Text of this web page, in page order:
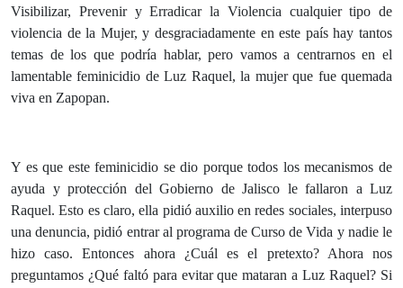
Visibilizar, Prevenir y Erradicar la Violencia cualquier tipo de
violencia de la Mujer, y desgraciadamente en este país hay tantos
temas de los que podría hablar, pero vamos a centrarnos en el
lamentable feminicidio de Luz Raquel, la mujer que fue quemada
viva en Zapopan.
Y es que este feminicidio se dio porque todos los mecanismos de
ayuda y protección del Gobierno de Jalisco le fallaron a Luz
Raquel. Esto es claro, ella pidió auxilio en redes sociales, interpuso
una denuncia, pidió entrar al programa de Curso de Vida y nadie le
hizo caso. Entonces ahora ¿Cuál es el pretexto? Ahora nos
preguntamos ¿Qué faltó para evitar que mataran a Luz Raquel? Si